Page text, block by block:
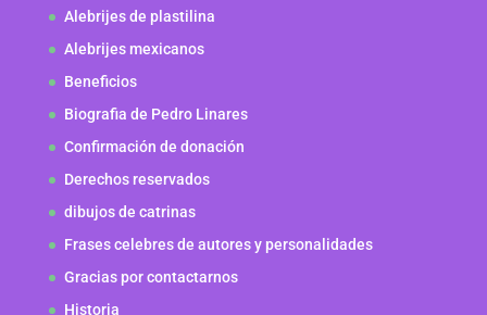
Alebrijes de plastilina
Alebrijes mexicanos
Beneficios
Biografia de Pedro Linares
Confirmación de donación
Derechos reservados
dibujos de catrinas
Frases celebres de autores y personalidades
Gracias por contactarnos
Historia